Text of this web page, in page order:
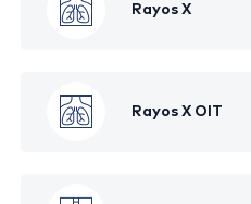
Rayos X
Rayos X OIT